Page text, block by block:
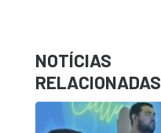
NOTÍCIAS
RELACIONADAS